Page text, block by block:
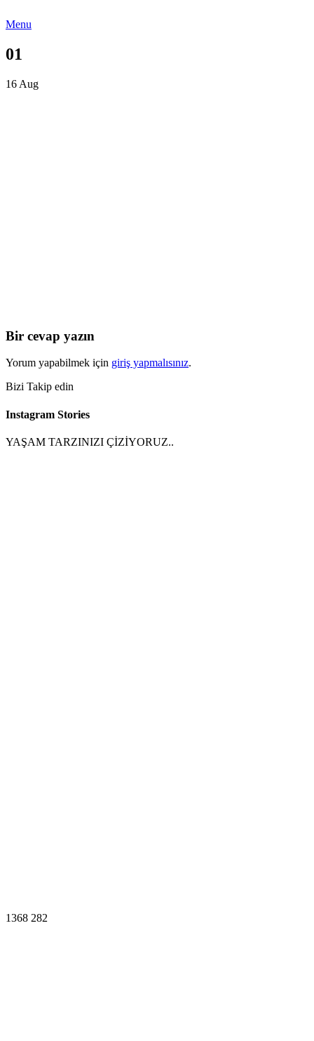
Menu
01
16 Aug
Bir cevap yazın
Yorum yapabilmek için giriş yapmalısınız.
Bizi Takip edin
Instagram Stories
YAŞAM TARZINIZI ÇİZİYORUZ..
1368 282